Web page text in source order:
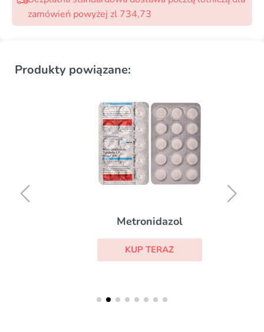
zamówień powyżej zl 734,73
Produkty powiązane:
Metronidazol
KUP TERAZ